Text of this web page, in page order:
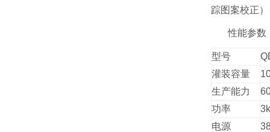
踪图案校正
性能参数
型号
灌装容量
生产能力
功率
电源